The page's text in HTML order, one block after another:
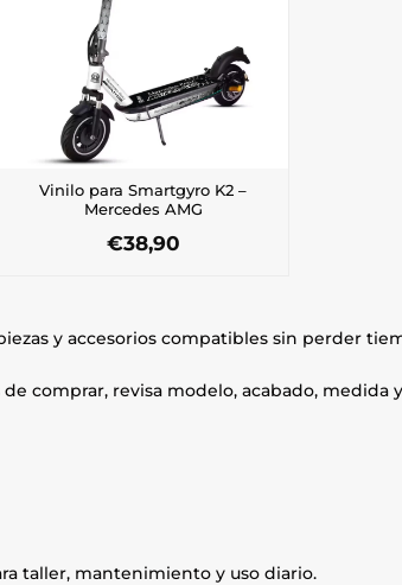
Vinilo para Smartgyro K2 –
Mercedes AMG
€38,90
y accesorios compatibles sin perder
comprar, revisa modelo, acabado, medida
taller, mantenimiento y uso diario.